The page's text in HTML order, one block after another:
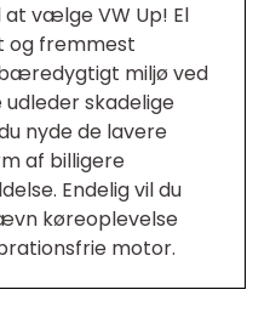
vælge VW Up! El
og fremmest
miljø ved
skadelige
nyde de lavere
af billigere
Endelig vil du
køreoplevelse
motor.